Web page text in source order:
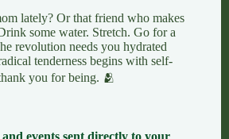
lately? Or that friend who makes
some water. Stretch. Go for a
revolution needs you hydrated
tenderness begins with self-
you for being. 🫂
events sent directly to your